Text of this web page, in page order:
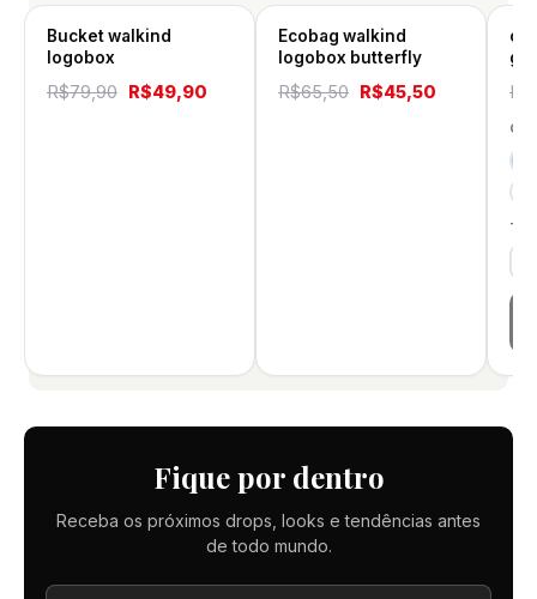
Bucket walkind
logobox
R$79,90
O
R$49,90
Ecobag walkind
logobox butterfly
R$65,50
O
R$45,50
R$45,50.
R$
Fique por dentro
Receba os próximos drops, looks e tendências antes
de todo mundo.